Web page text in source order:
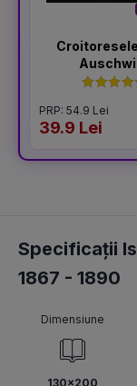
PRP: 54.9 Lei
39.9 Lei
Specificații
1867 - 1890
Dimensiune
130x200